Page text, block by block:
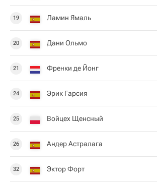
19 Ламин Ямаль
20 Дани Ольмо
21 Френки де Йонг
24 Эрик Гарсия
25 Войцех Щенсный
26 Андер Астралага
32 Эктор Форт